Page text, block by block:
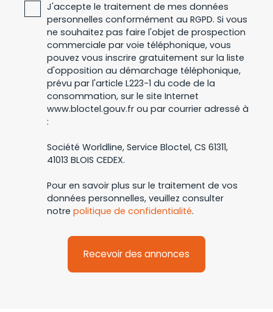
J'accepte le traitement de mes données
personnelles conformément au RGPD. Si vous
ne souhaitez pas faire l'objet de prospection
commerciale par voie téléphonique, vous
pouvez vous inscrire gratuitement sur la liste
d'opposition au démarchage téléphonique,
prévu par l'article L223-1 du code de la
consommation, sur le site Internet
www.bloctel.gouv.fr ou par courrier adressé à
:
Société Worldline, Service Bloctel, CS 61311,
41013 BLOIS CEDEX.
Pour en savoir plus sur le traitement de vos
données personnelles, veuillez consulter
notre politique de confidentialité.
Recevoir des annonces